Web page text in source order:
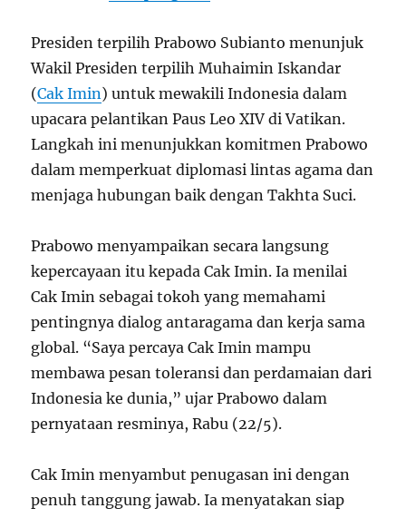
Presiden terpilih Prabowo Subianto menunjuk
Wakil Presiden terpilih Muhaimin Iskandar
(Cak Imin) untuk mewakili Indonesia dalam
upacara pelantikan Paus Leo XIV di Vatikan.
Langkah ini menunjukkan komitmen Prabowo
dalam memperkuat diplomasi lintas agama dan
menjaga hubungan baik dengan Takhta Suci.
Prabowo menyampaikan secara langsung
kepercayaan itu kepada Cak Imin. Ia menilai
Cak Imin sebagai tokoh yang memahami
pentingnya dialog antaragama dan kerja sama
global. “Saya percaya Cak Imin mampu
membawa pesan toleransi dan perdamaian dari
Indonesia ke dunia,” ujar Prabowo dalam
pernyataan resminya, Rabu (22/5).
Cak Imin menyambut penugasan ini dengan
penuh tanggung jawab. Ia menyatakan siap